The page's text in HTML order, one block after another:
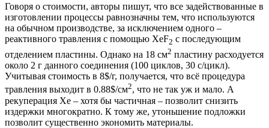
Говоря о стоимости, авторы пишут, что все задействованные в
изготовлении процессы равнозначны тем, что используются
на обычном производстве, за исключением одного –
реактивного травления с помощью XeF2 с последующим
отделением пластины. Однако на 18 см2 пластину расходуется
около 2 г данного соединения (100 циклов, 30 с/цикл).
Учитывая стоимость в 8$/г, получается, что всё процедура
травления выходит в 0.88$/см2, что не так уж и мало. А
рекуперация Xe – хотя бы частичная – позволит снизить
издержки многократно. К тому же, утоньшение подложки
позволит существенно экономить материалы.